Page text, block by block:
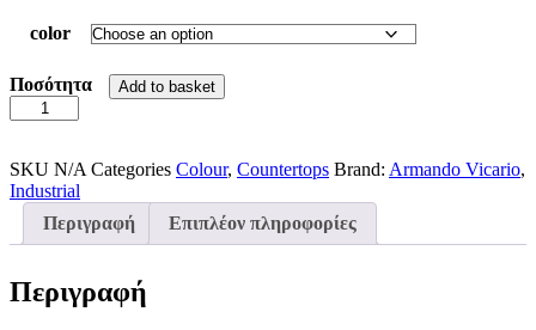
305,00 €
color
Ποσότητα
Μπαταρία
Nιπτήρος
Vicario
σε
φινιρίσματα
Add to basket
SKU N/A Categories Colour, Countertops Brand: Armando Vicario,
Industrial
Περιγραφή
Επιπλέον πληροφορίες
Περιγραφή